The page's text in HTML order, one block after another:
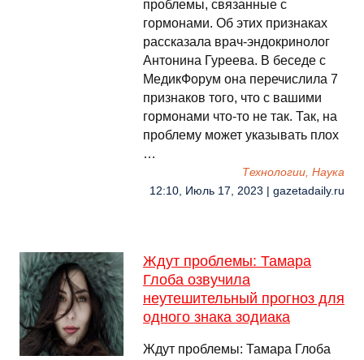
проблемы, связанные с
гормонами. Об этих признаках
рассказала врач-эндокринолог
Антонина Гуреева. В беседе с
МедикФорум она перечислила 7
признаков того, что с вашими
гормонами что-то не так. Так, на
проблему может указывать плох
…
Технологии, Наука
12:10, Июль 17, 2023 | gazetadaily.ru
Ждут проблемы: Тамара
Глоба озвучила
неутешительный прогноз для
одного знака зодиака
Ждут проблемы: Тамара Глоба